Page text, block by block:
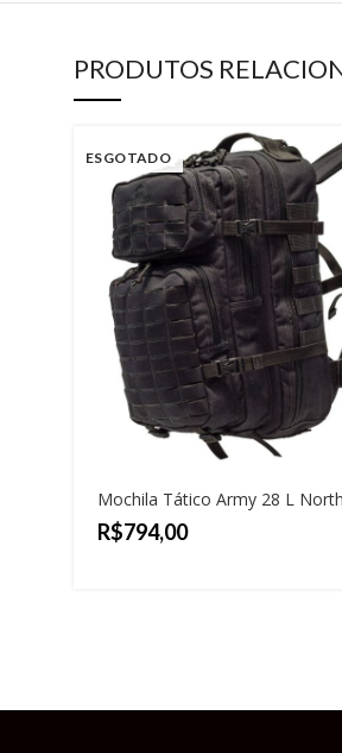
PRODUTOS
ESGOTADO
Mochila Tático Army 28 L
R$